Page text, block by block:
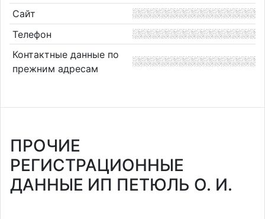
Сайт
Телефон
Контактные данные по
прежним адресам
ПРОЧИЕ
РЕГИСТРАЦИОННЫЕ
ДАННЫЕ ИП ПЕТЮЛЬ О. И.